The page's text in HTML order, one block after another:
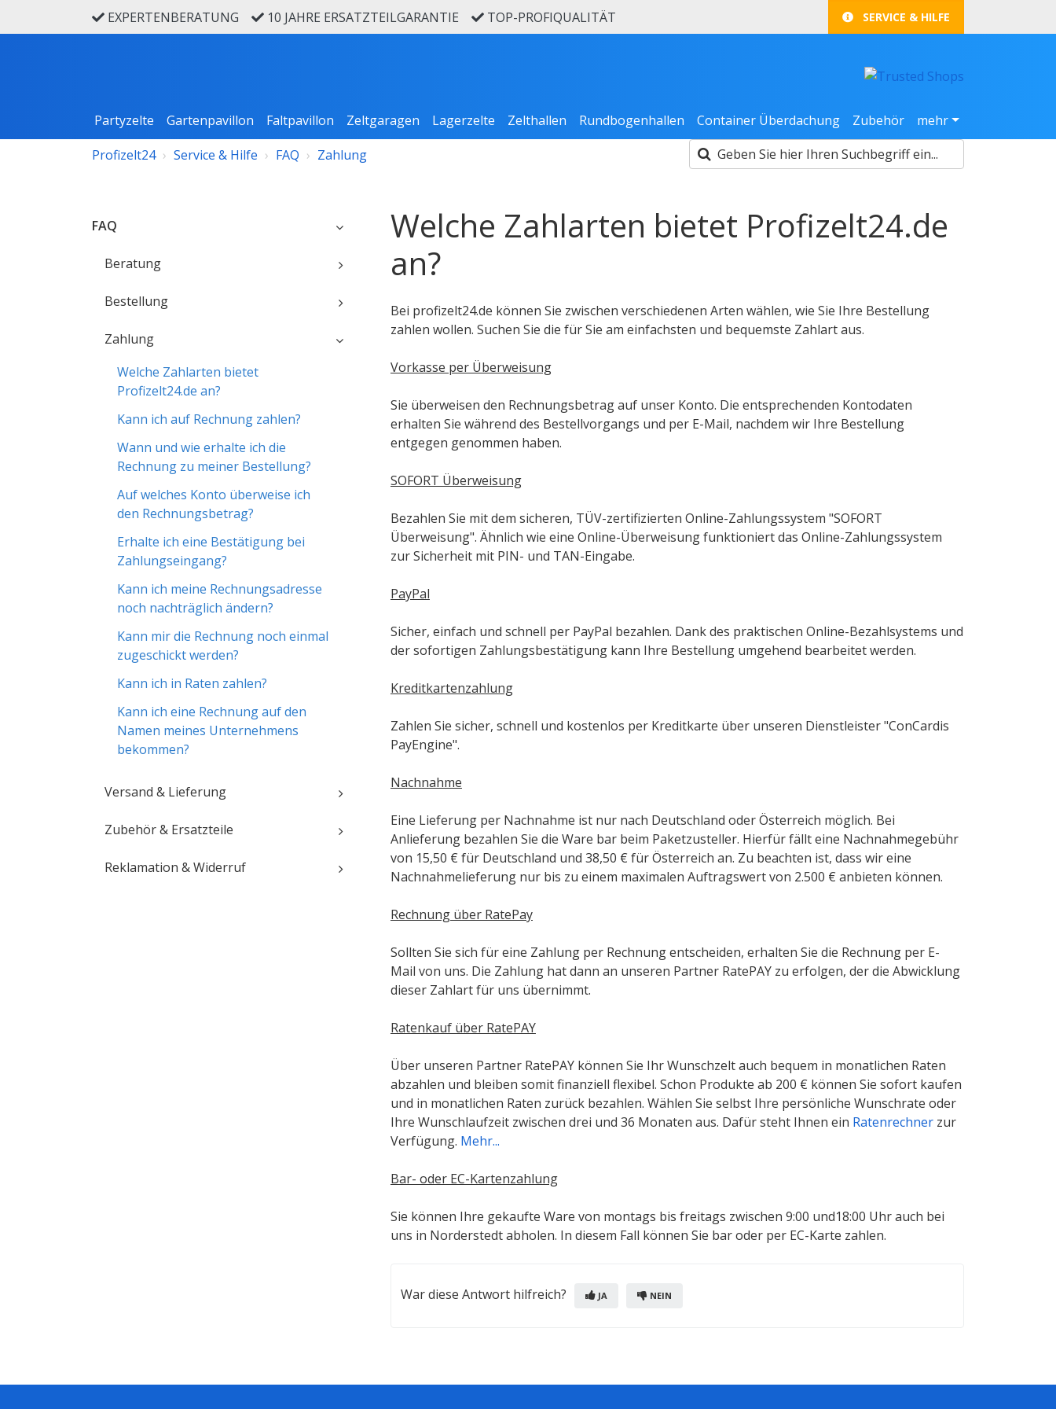
EXPERTENBERATUNG 10 JAHRE ERSATZTEILGARANTIE TOP-PROFIQUALITÄT SERVICE & HILFE
Partyzelte Gartenpavillon Faltpavillon Zeltgaragen Lagerzelte Zelthallen Rundbogenhallen Container Überdachung Zubehör
mehr
Profizelt24
Service & Hilfe FAQ Zahlung
FAQ
Beratung
Bestellung
Zahlung
Welche Zahlarten bietet
Profizelt24.de an?
Kann ich auf Rechnung zahlen?
Wann und wie erhalte ich die
Rechnung zu meiner Bestellung?
Auf welches Konto überweise ich
den Rechnungsbetrag?
Erhalte ich eine Bestätigung bei
Zahlungseingang?
Kann ich meine Rechnungsadresse
noch nachträglich ändern?
Kann mir die Rechnung noch einmal
zugeschickt werden?
Kann ich in Raten zahlen?
Kann ich eine Rechnung auf den
Namen meines Unternehmens
bekommen?
Versand & Lieferung
Zubehör & Ersatzteile
Reklamation & Widerruf
Welche Zahlarten bietet Profizelt24.de
an?
Bei profizelt24.de können Sie zwischen verschiedenen Arten wählen, wie Sie Ihre Bestellung
zahlen wollen. Suchen Sie die für Sie am einfachsten und bequemste Zahlart aus.
Vorkasse per Überweisung
Sie überweisen den Rechnungsbetrag auf unser Konto. Die entsprechenden Kontodaten
erhalten Sie während des Bestellvorgangs und per E-Mail, nachdem wir Ihre Bestellung
entgegen genommen haben.
SOFORT Überweisung
Bezahlen Sie mit dem sicheren, TÜV-zertifizierten Online-Zahlungssystem "SOFORT
Überweisung". Ähnlich wie eine Online-Überweisung funktioniert das Online-Zahlungssystem
zur Sicherheit mit PIN- und TAN-Eingabe.
PayPal
Sicher, einfach und schnell per PayPal bezahlen. Dank des praktischen Online-Bezahlsystems und
der sofortigen Zahlungsbestätigung kann Ihre Bestellung umgehend bearbeitet werden.
Kreditkartenzahlung
Zahlen Sie sicher, schnell und kostenlos per Kreditkarte über unseren Dienstleister "ConCardis
PayEngine".
Nachnahme
Eine Lieferung per Nachnahme ist nur nach Deutschland oder Österreich möglich. Bei
Anlieferung bezahlen Sie die Ware bar beim Paketzusteller. Hierfür fällt eine Nachnahmegebühr
von 15,50 € für Deutschland und 38,50 € für Österreich an. Zu beachten ist, dass wir eine
Nachnahmelieferung nur bis zu einem maximalen Auftragswert von 2.500 € anbieten können.
Rechnung über RatePay
Sollten Sie sich für eine Zahlung per Rechnung entscheiden, erhalten Sie die Rechnung per E-
Mail von uns. Die Zahlung hat dann an unseren Partner RatePAY zu erfolgen, der die Abwicklung
dieser Zahlart für uns übernimmt.
Ratenkauf über RatePAY
Über unseren Partner RatePAY können Sie Ihr Wunschzelt auch bequem in monatlichen Raten
abzahlen und bleiben somit finanziell flexibel. Schon Produkte ab 200 € können Sie sofort kaufen
und in monatlichen Raten zurück bezahlen. Wählen Sie selbst Ihre persönliche Wunschrate oder
Ihre Wunschlaufzeit zwischen drei und 36 Monaten aus. Dafür steht Ihnen ein Ratenrechner zur
Verfügung. Mehr...
Bar- oder EC-Kartenzahlung
Sie können Ihre gekaufte Ware von montags bis freitags zwischen 9:00 und18:00 Uhr auch bei
uns in Norderstedt abholen. In diesem Fall können Sie bar oder per EC-Karte zahlen.
War diese Antwort hilfreich? JA NEIN